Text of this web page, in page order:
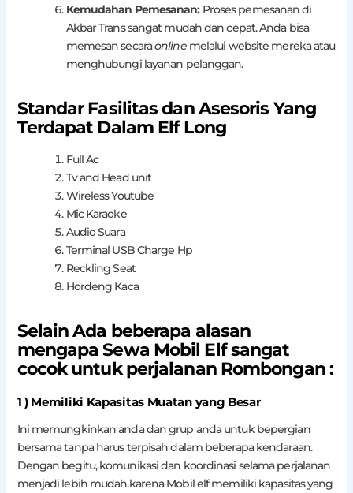
Kemudahan Pemesanan: Proses pemesanan di
Akbar Trans sangat mudah dan cepat. Anda bisa
memesan secaraonlinemelalui website mereka atau
menghubungi layanan pelanggan.
Standar Fasilitas dan Asesoris Yang
Terdapat Dalam Elf Long
Full Ac
Tv and Head unit
Wireless Youtube
Mic Karaoke
Audio Suara
Terminal USB Charge Hp
Reckling Seat
Hordeng Kaca
Selain Ada beberapa alasan
mengapa Sewa Mobil Elf sangat
cocok untuk perjalanan Rombongan :
1 ) Memiliki Kapasitas Muatan yang Besar
Ini memungkinkan anda dan grup anda untuk bepergian
bersama tanpa harus terpisah dalam beberapa kendaraan.
Dengan begitu, komunikasi dan koordinasi selama perjalanan
menjadi lebih mudah.karena Mobil elf memiliki kapasitas yang